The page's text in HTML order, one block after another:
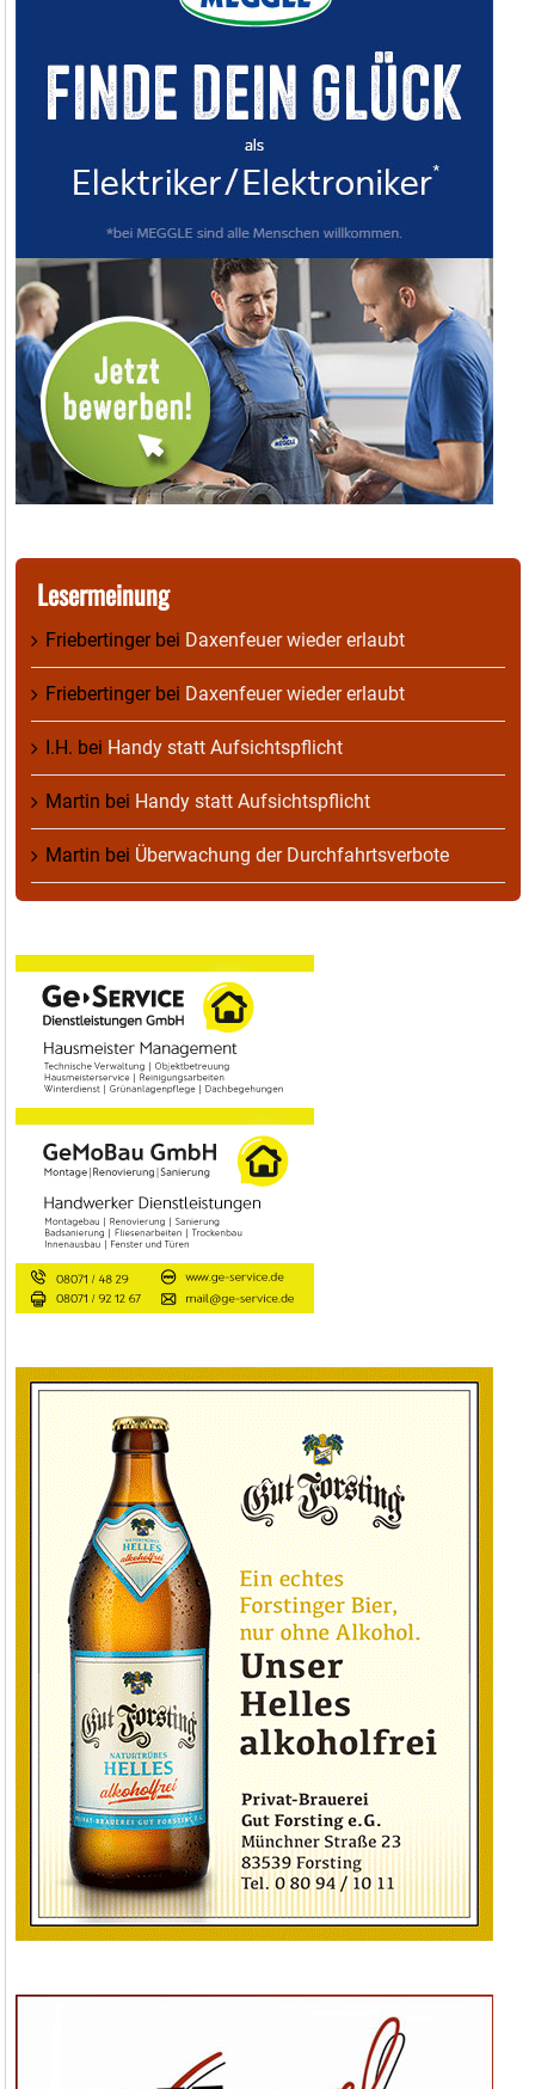
Lesermeinung
Friebertingerbei Daxenfeuer wieder erlaubt
Friebertingerbei Daxenfeuer wieder erlaubt
I.H. bei Handy statt Aufsichtspflicht
Martin bei Handy statt Aufsichtspflicht
Martin bei Überwachung der Durchfahrtsverbote